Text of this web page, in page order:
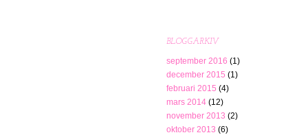
BLOGGARKIV
september 2016 (1)
december 2015 (1)
februari 2015 (4)
mars 2014 (12)
november 2013 (2)
oktober 2013 (6)